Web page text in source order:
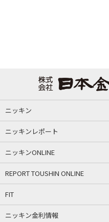
ニッキン
ニッキンレポート
ニッキンONLINE
REPORT TOUSHIN ONLINE
FIT
ニッキン金利情報